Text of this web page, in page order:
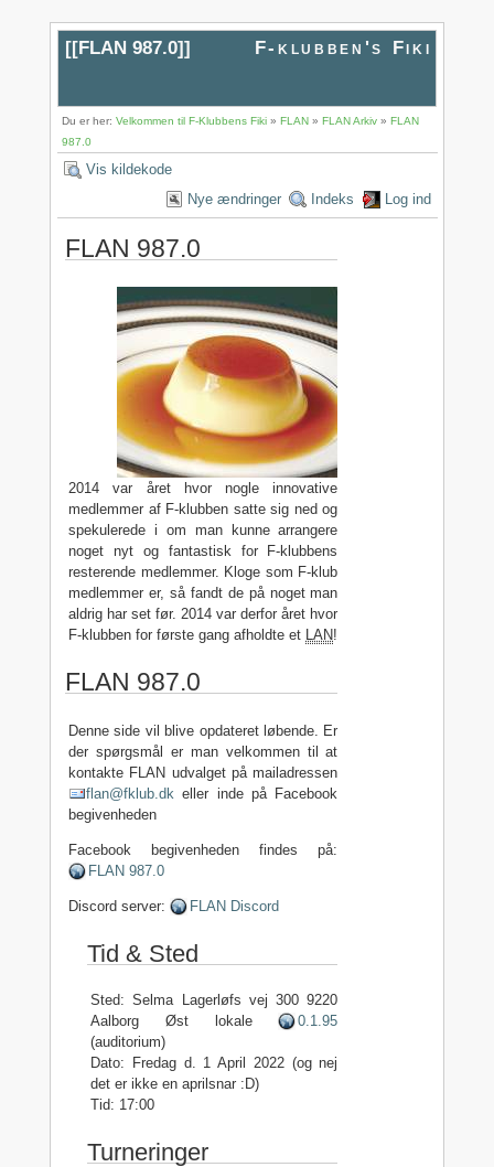
[[FLAN 987.0]] F-klubben's Fiki
Du er her:Velkommen til F-Klubbens Fiki »FLAN »FLAN Arkiv »FLAN
987.0
Vis kildekode
Nye ændringer
Indeks Log ind
FLAN 987.0
2014 var året hvor nogle innovative
medlemmer af F-klubben satte sig ned og
spekulerede i om man kunne arrangere
noget nyt og fantastisk for F-klubbens
resterende medlemmer. Kloge som F-klub
medlemmer er, så fandt de på noget man
aldrig har set før. 2014 var derfor året hvor
F-klubben for første gang afholdte et LAN!
FLAN 987.0
Denne side vil blive opdateret løbende. Er
der spørgsmål er man velkommen til at
kontakte FLAN udvalget på mailadressen
flan@fklub.dk eller inde på Facebook
begivenheden
Facebook begivenheden findes på:
FLAN 987.0
Discord server: FLAN Discord
Tid & Sted
Sted: Selma Lagerløfs vej 300 9220
Aalborg Øst lokale
0.1.95
(auditorium)
Dato: Fredag d. 1 April 2022 (og nej
det er ikke en aprilsnar :D)
Tid: 17:00
Turneringer